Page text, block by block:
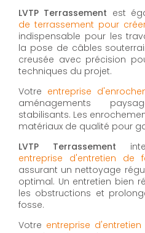
LVTP Terrassement est
de terrassement pour
indispensable pour les
la pose de câbles
creusée avec précision
techniques du projet.
Votre entreprise
aménagements
stabilisants. Les
matériaux de qualité pour
LVTP Terrassement
entreprise d'entretien de
assurant un nettoyage
optimal. Un entretien bien
les obstructions et
fosse.
Votre entreprise